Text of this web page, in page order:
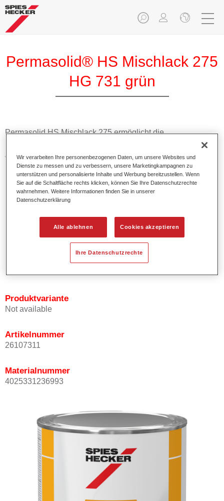
Permasolid® HS Mischlack 275
HG 731 grün
Permasolid HS Mischlack 275 ermöglicht die
Farbtonausmischung vom hochwertigen Permasolid HS
Autolack 275 mit allen Uni-Farbtönen für die Pkw-
Lackierung.
Produktmerkmale
Erlaubt eine einfache und schnelle Verarbeitung in 1,5
Ermöglicht schnelle Trocknungszeiten.
Bietet ein hohes Deckvermögen.
Besitzt einen exzellenten Decklackstand.
Entspricht den VOC Anforderungen.
Produktvariante
Not available
Artikelnummer
26107311
Materialnummer
4025331236993
Wir verarbeiten Ihre personenbezogenen Daten, um unsere Websites und
Dienste zu messen und zu verbessern, unsere Marketingkampagnen zu
unterstützen und personalisierte Inhalte und Werbung bereitzustellen. Wenn
Sie auf die Schaltfläche rechts klicken, können Sie Ihre Datenschutzrechte
wahrnehmen. Weitere Informationen finden Sie in unserer
Datenschutzerklärung
Alle ablehnen Cookies akzeptieren
Ihre Datenschutzrechte